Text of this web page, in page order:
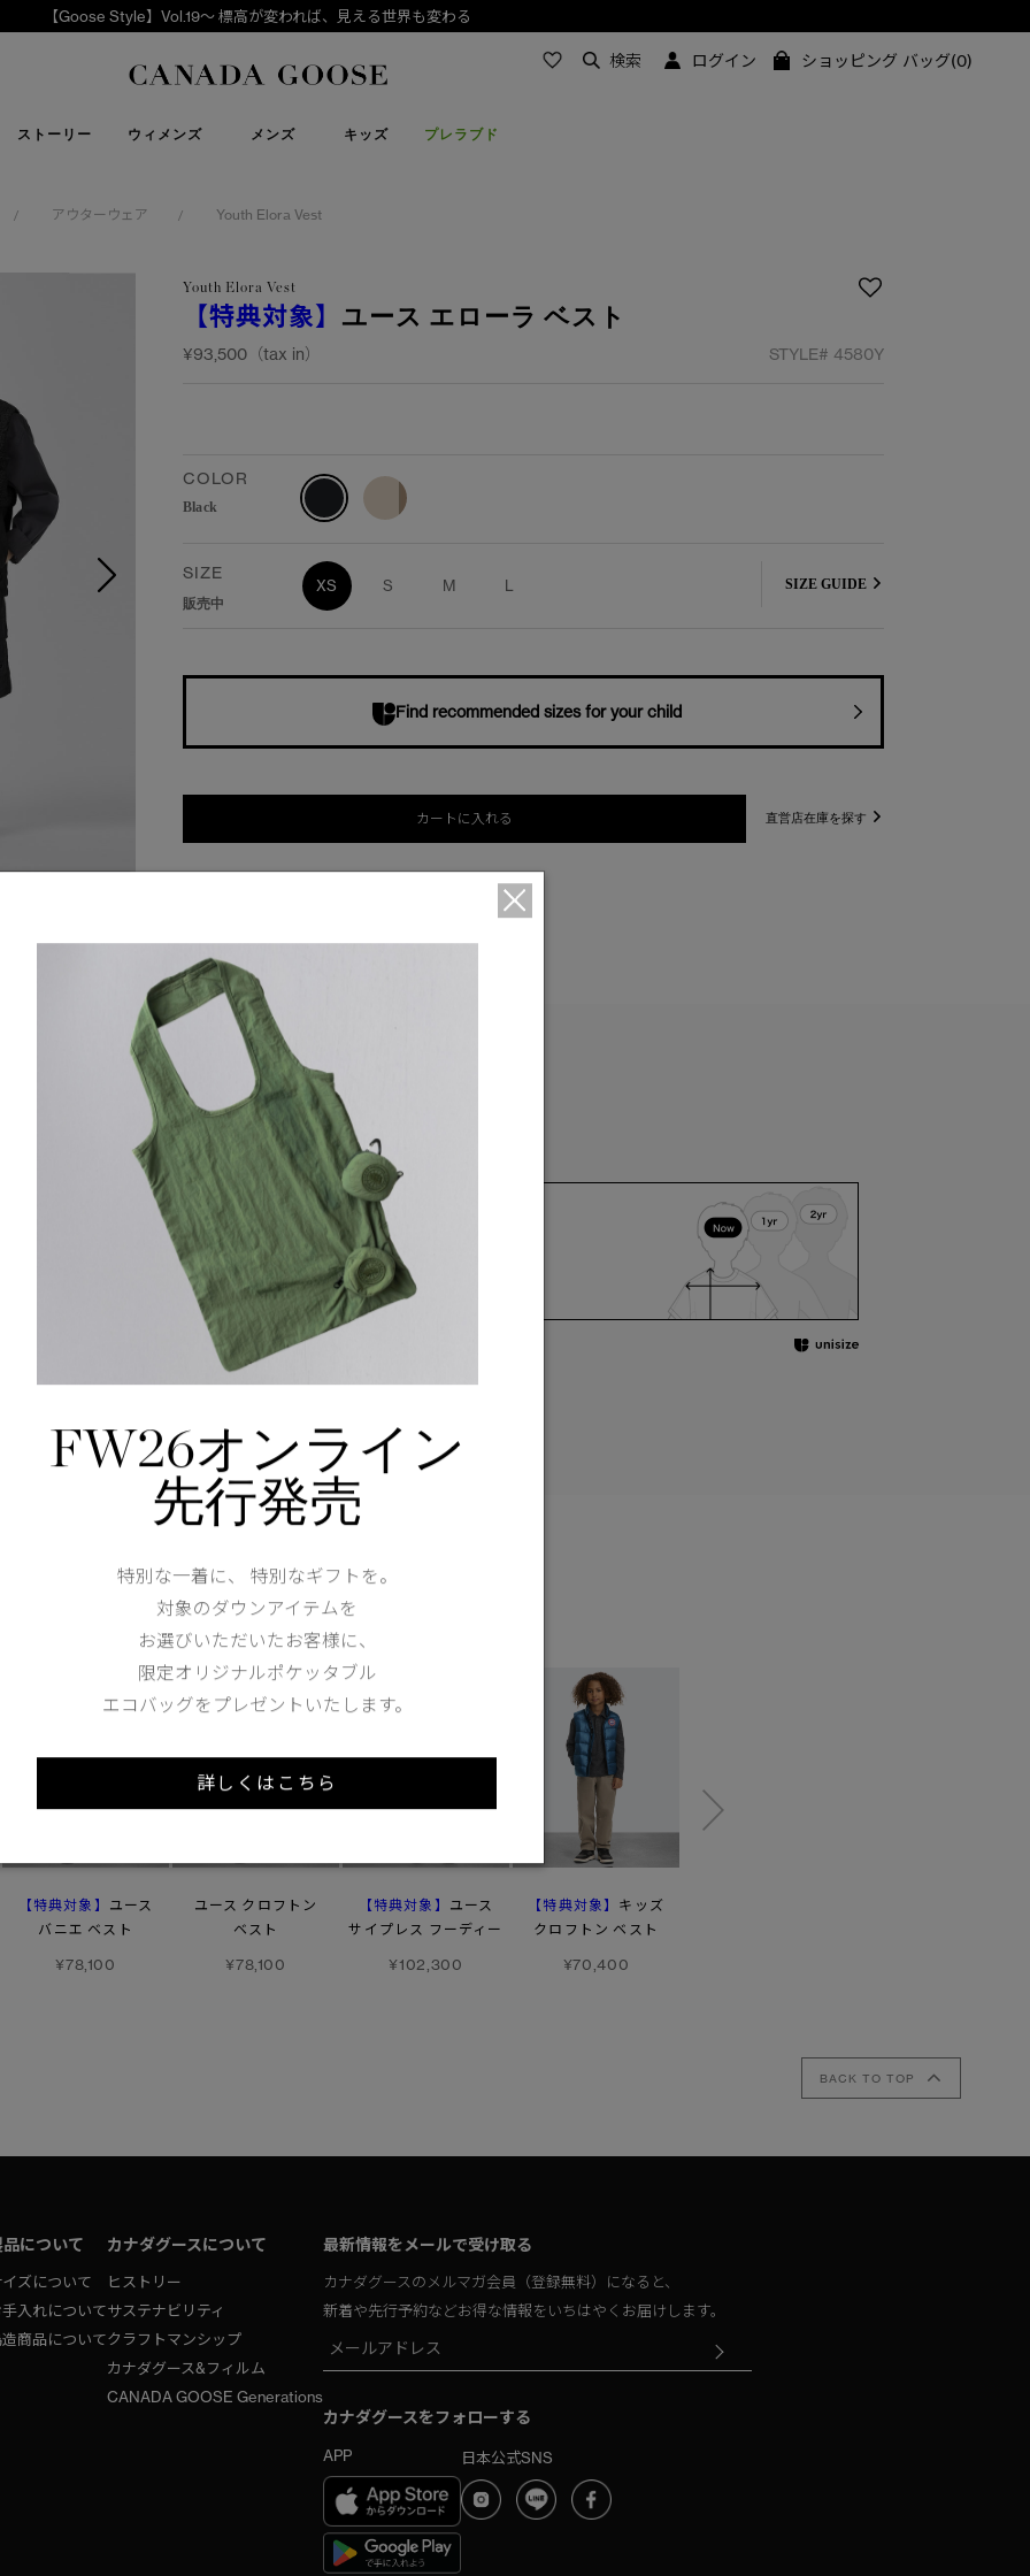
【Goose Style】Vol.19～ 標高が変われば、見える世界も変わる
Canada Goose
ストーリー ウィメンズ メンズ キッズ プレラブド
下取り申請 検索 ログイン ショッピング バッグ(0)
/ アウターウェア / Youth Elora Vest
Youth Elora Vest
【特典対象】 ユース エローラ ベスト
¥93,500（tax in） STYLE# 4580Y
COLOR
Black
SIZE
販売中
XS S M L SIZE GUIDE
Find recommended sizes for your child
カートに入れる 直営店在庫を探す
Find recommended sizes tailored to your child's growth
Check Fit
あなたへのおすすめ
【特典対象】
ユース
バニエ ベスト
¥78,100
ユース クロフトン
ベスト
¥78,100
【特典対象】
ユース
サイプレス フーディー
¥102,300
【特典対象】 キッズ
クロフトン ベスト
¥70,400
BACK TO TOP
品について
イズについて
手入れについて
商品について
カナダグースについて
ヒストリー
サステナビリティ
クラフトマンシップ
カナダグース&フィルム
CANADA GOOSE Generations
最新情報をメールで受け取る
カナダグースのメルマガ会員（登録無料）になると、
新着や先行予約などお得な情報をいちはやくお届けします。
カナダグースをフォローする
APP 日本公式SNS
FW26オンライン
先行発売
特別な一着に、 特別なギフトを。
対象のダウンアイテムを
お選びいただいたお客様に、
限定オリジナルポケッタブル
エコバッグをプレゼントいたします。
詳しくはこちら